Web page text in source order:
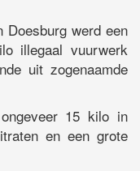
Doesburg werd een
illegaal vuurwerk
uit zogenaamde
15 kilo in
en een grote